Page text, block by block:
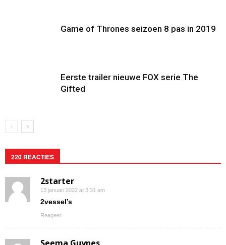
Game of Thrones seizoen 8 pas in 2019
Eerste trailer nieuwe FOX serie The
Gifted
220 REACTIES
2starter
13 januari 2022 at 3:31 am
2vessel’s
Reageer